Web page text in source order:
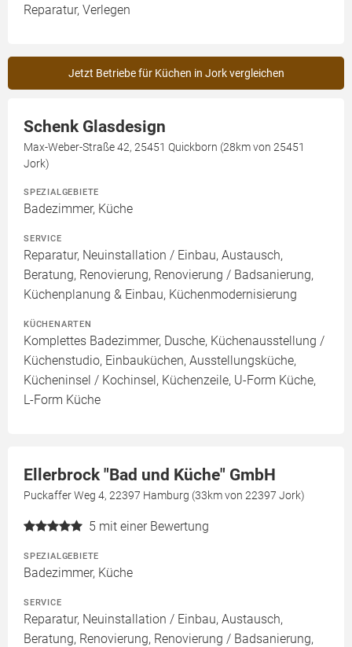
Reparatur, Verlegen
Jetzt Betriebe für Küchen in Jork vergleichen
Schenk Glasdesign
Max-Weber-Straße 42, 25451 Quickborn (28km von 25451
Jork)
SPEZIALGEBIETE
Badezimmer, Küche
SERVICE
Reparatur, Neuinstallation / Einbau, Austausch,
Beratung, Renovierung, Renovierung / Badsanierung,
Küchenplanung & Einbau, Küchenmodernisierung
KÜCHENARTEN
Komplettes Badezimmer, Dusche, Küchenausstellung /
Küchenstudio, Einbauküchen, Ausstellungsküche,
Kücheninsel / Kochinsel, Küchenzeile, U-Form Küche,
L-Form Küche
Ellerbrock "Bad und Küche" GmbH
Puckaffer Weg 4, 22397 Hamburg (33km von 22397 Jork)
5 mit einer Bewertung
SPEZIALGEBIETE
Badezimmer, Küche
SERVICE
Reparatur, Neuinstallation / Einbau, Austausch,
Beratung, Renovierung, Renovierung / Badsanierung,